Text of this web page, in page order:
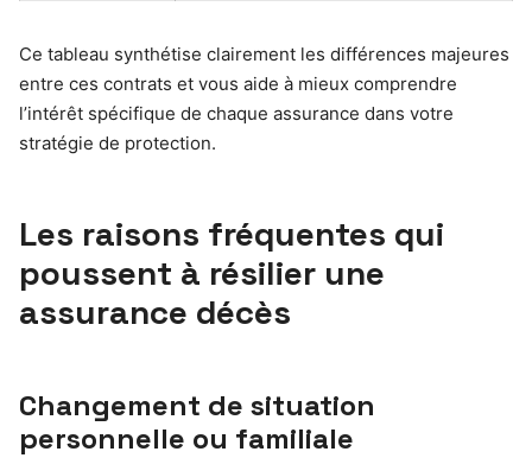
Ce tableau synthétise clairement les différences majeures
entre ces contrats et vous aide à mieux comprendre
l’intérêt spécifique de chaque assurance dans votre
stratégie de protection.
Les raisons fréquentes qui
poussent à résilier une
assurance décès
Changement de situation
personnelle ou familiale